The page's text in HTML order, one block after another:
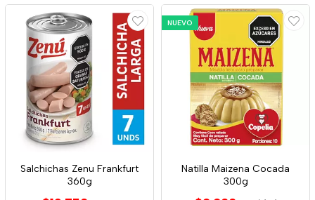
Salchichas Zenu Frankfurt
360g
NUEVO
Natilla Maizena Cocada
300g